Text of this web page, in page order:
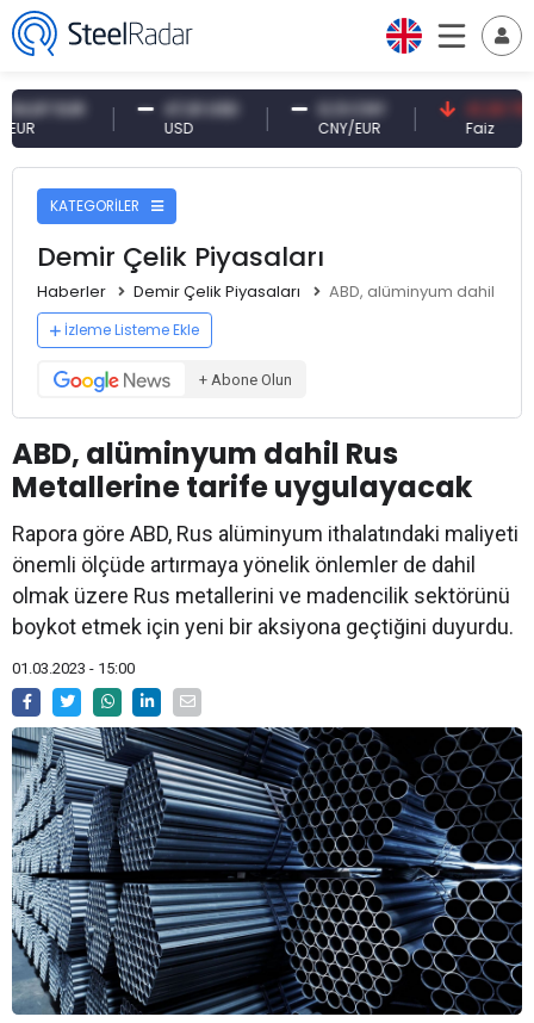
EUR 47,61 USD 0,13 CNY
CNY/EUR
41,30 TRY
KATEGORİLER
Demir Çelik Piyasaları
Haberler Demir Çelik Piyasaları ABD, alüminyum dahil
İzleme Listeme Ekle
+ Abone Olun
ABD, alüminyum dahil Rus
Metallerine tarife uygulayacak
Rapora göre ABD, Rus alüminyum ithalatındaki maliyeti
önemli ölçüde artırmaya yönelik önlemler de dahil
olmak üzere Rus metallerini ve madencilik sektörünü
boykot etmek için yeni bir aksiyona geçtiğini duyurdu.
01.03.2023 - 15:00